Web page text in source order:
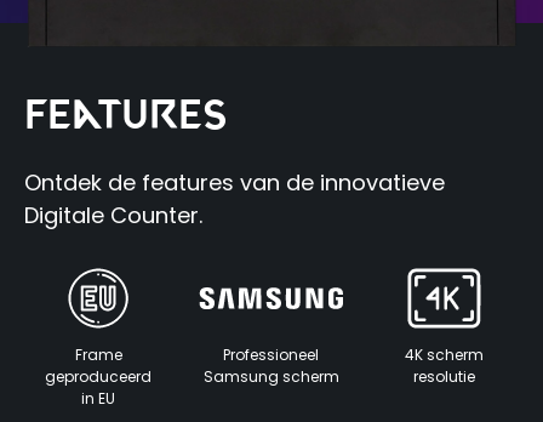
Features
Ontdek de features van de innovatieve
Digitale Counter.
Frame
geproduceerd
in EU
Professioneel
Samsung scherm
4K scherm
resolutie